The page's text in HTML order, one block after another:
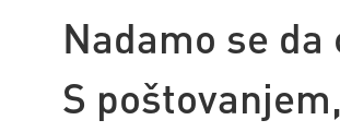
Nadamo se
S poštovanjem,